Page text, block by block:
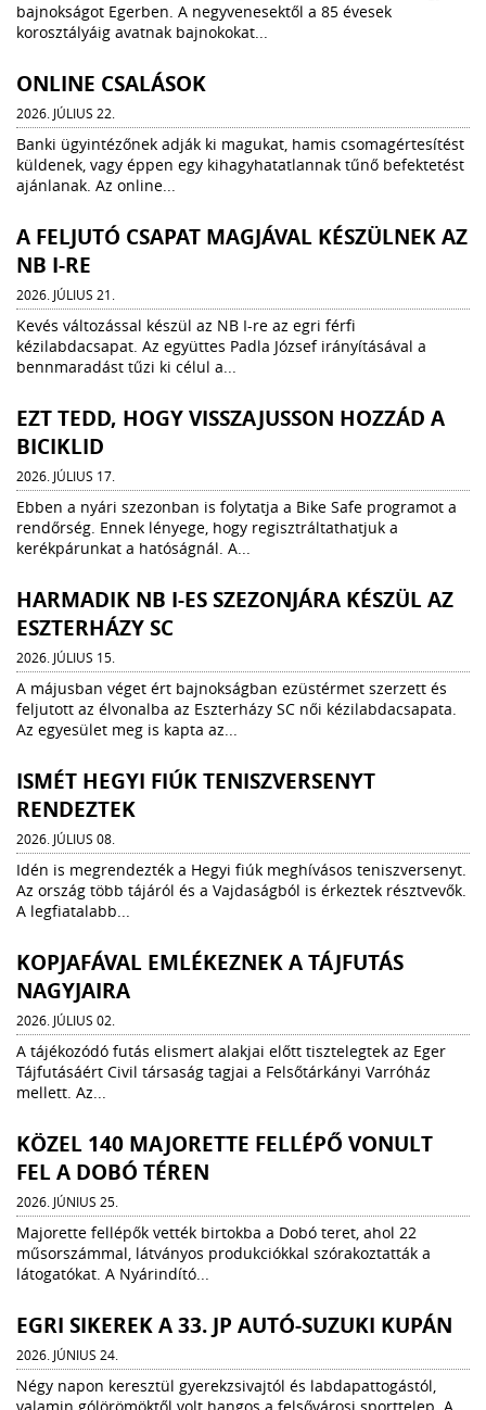
bajnokságot Egerben. A negyvenesektől a 85 évesek
korosztályáig avatnak bajnokokat...
ONLINE CSALÁSOK
2026. JÚLIUS 22.
Banki ügyintézőnek adják ki magukat, hamis csomagértesítést
küldenek, vagy éppen egy kihagyhatatlannak tűnő befektetést
ajánlanak. Az online...
A FELJUTÓ CSAPAT MAGJÁVAL KÉSZÜLNEK AZ
NB I-RE
2026. JÚLIUS 21.
Kevés változással készül az NB I-re az egri férfi
kézilabdacsapat. Az együttes Padla József irányításával a
bennmaradást tűzi ki célul a...
EZT TEDD, HOGY VISSZAJUSSON HOZZÁD A
BICIKLID
2026. JÚLIUS 17.
Ebben a nyári szezonban is folytatja a Bike Safe programot a
rendőrség. Ennek lényege, hogy regisztráltathatjuk a
kerékpárunkat a hatóságnál. A...
HARMADIK NB I-ES SZEZONJÁRA KÉSZÜL AZ
ESZTERHÁZY SC
2026. JÚLIUS 15.
A májusban véget ért bajnokságban ezüstérmet szerzett és
feljutott az élvonalba az Eszterházy SC női kézilabdacsapata.
Az egyesület meg is kapta az...
ISMÉT HEGYI FIÚK TENISZVERSENYT
RENDEZTEK
2026. JÚLIUS 08.
Idén is megrendezték a Hegyi fiúk meghívásos teniszversenyt.
Az ország több tájáról és a Vajdaságból is érkeztek résztvevők.
A legfiatalabb...
KOPJAFÁVAL EMLÉKEZNEK A TÁJFUTÁS
NAGYJAIRA
2026. JÚLIUS 02.
A tájékozódó futás elismert alakjai előtt tisztelegtek az Eger
Tájfutásáért Civil társaság tagjai a Felsőtárkányi Varróház
mellett. Az...
KÖZEL 140 MAJORETTE FELLÉPŐ VONULT
FEL A DOBÓ TÉREN
2026. JÚNIUS 25.
Majorette fellépők vették birtokba a Dobó teret, ahol 22
műsorszámmal, látványos produkciókkal szórakoztatták a
látogatókat. A Nyárindító...
EGRI SIKEREK A 33. JP AUTÓ-SUZUKI KUPÁN
2026. JÚNIUS 24.
Négy napon keresztül gyerekzsivajtól és labdapattogástól,
valamin gólörömöktől volt hangos a felsővárosi sporttelep. A